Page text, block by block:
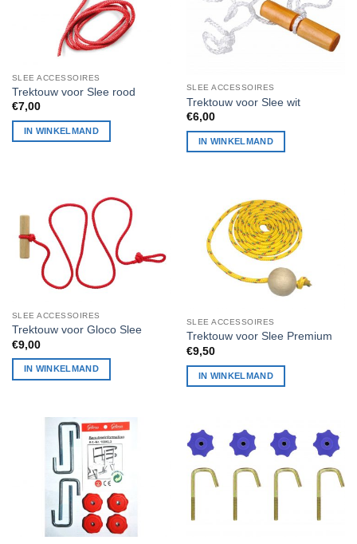
SLEE ACCESSOIRES
Trektouw voor Slee rood
€7,00
IN WINKELMAND
SLEE ACCESSOIRES
Trektouw voor Slee wit
€6,00
IN WINKELMAND
SLEE ACCESSOIRES
Trektouw voor Gloco Slee
€9,00
IN WINKELMAND
SLEE ACCESSOIRES
Trektouw voor Slee Premium
€9,50
IN WINKELMAND